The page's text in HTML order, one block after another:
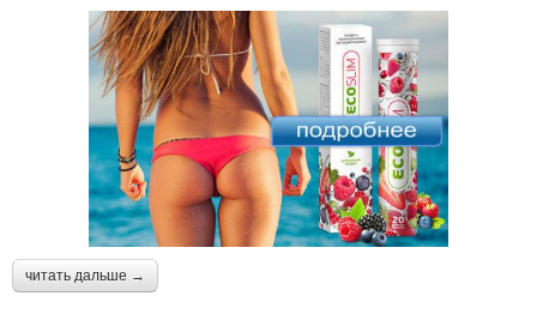
читать дальше →